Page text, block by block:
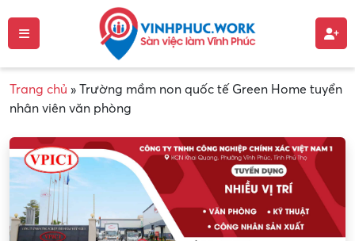
Trang chủ » Trường mầm non quốc tế Green Home tuyển
nhân viên văn phòng